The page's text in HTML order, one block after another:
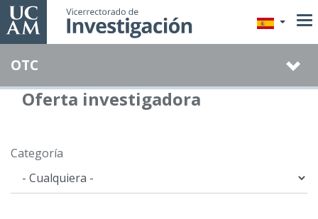
Pasar
al
principal
OTC
Oferta investigadora
Categoría